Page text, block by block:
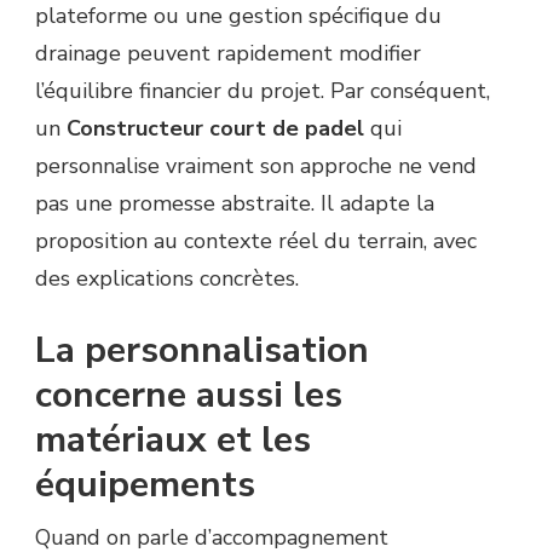
plateforme ou une gestion spécifique du
drainage peuvent rapidement modifier
l’équilibre financier du projet. Par conséquent,
un Constructeur court de padel qui
personnalise vraiment son approche ne vend
pas une promesse abstraite. Il adapte la
proposition au contexte réel du terrain, avec
des explications concrètes.
La personnalisation
concerne aussi les
matériaux et les
équipements
Quand on parle d’accompagnement